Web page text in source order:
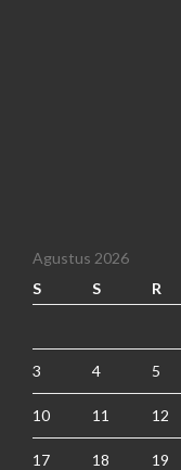
Agustus 2026
S
S R
3 4 5
10 11 12
17 18 19